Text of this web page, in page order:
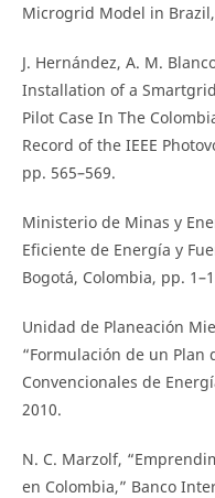
Microgrid Model in
J. Hernández, A. M.
Installation of a
Pilot Case In The
Record of the IEEE
pp. 565–569.
Ministerio de Minas y
Eficiente de Energía y
Bogotá, Colombia, pp.
Unidad de Planeación
“Formulación de un Plan
Convencionales de
2010.
N. C. Marzolf,
en Colombia,” Banco